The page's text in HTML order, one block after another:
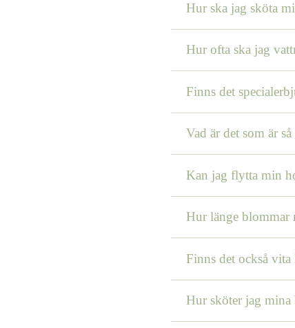
Hur ska jag sköta
Hur ofta ska jag
Finns det
Vad är det som är
Kan jag flytta min
Hur länge blommar
Finns det också
Hur sköter jag mina